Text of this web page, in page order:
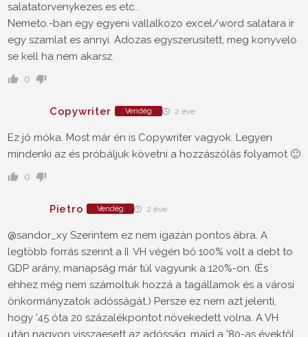
salatatorvenykezes es etc..
Nemeto.-ban egy egyeni vallalkozo excel/word salatara ir
egy szamlat es annyi. Adozas egyszerusitett, meg konyvelo
se kell ha nem akarsz.
0
Copywriter Vendég 2 éve
Ez jó móka. Most már én is Copywriter vagyok. Legyen
mindenki az és próbáljuk követni a hozzászólás folyamot 🙂
0
Pietro Vendég 2 éve
@sandor_xy Szerintem ez nem igazán pontos ábra. A
legtöbb forrás szerint a II. VH végén bő 100% volt a debt to
GDP arány, manapság már túl vagyunk a 120%-on. (És
ehhez még nem számoltuk hozzá a tagállamok és a városi
önkormányzatok adósságát.) Persze ez nem azt jelenti,
hogy '45 óta 20 százalékpontot növekedett volna. A VH
után nagyon visszaesett az adósság, majd a '80-as évektől